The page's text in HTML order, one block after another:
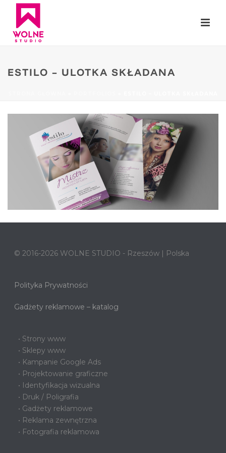
ESTILO – ULOTKA SKŁADANA
© 2016-2026 WOLNE STUDIO - Rzeszów | Polska
Polityka Prywatności
Gadżety reklamowe – katalog
• Strony www
• Sklepy www
• Kampanie Google Ads
• Projektowanie graficzne
• Identyfikacja wizualna
• Druk / Poligrafia
• Gadżety reklamowe
• Reklama zewnętrzna
• Fotografia reklamowa